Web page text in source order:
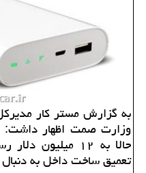
به گزارش مستر كار
حالا به ۱۲
تعمیق ساخت داخل به